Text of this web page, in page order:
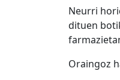
Neurri
dituen
Oraingoz